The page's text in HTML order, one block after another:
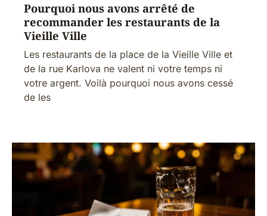
Pourquoi nous avons arrêté de
recommander les restaurants de la
Vieille Ville
Les restaurants de la place de la Vieille Ville et
de la rue Karlova ne valent ni votre temps ni
votre argent. Voilà pourquoi nous avons cessé
de les